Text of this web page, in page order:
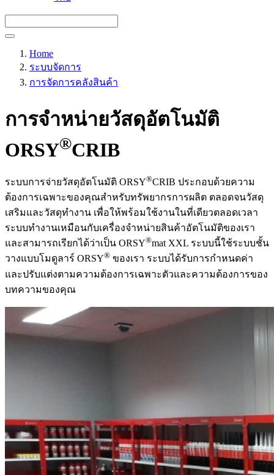
Home
ระบบจัดการ
การจัดการคลังสินค้า
การจำหน่ายวัสดุอัตโนมัติ
ORSY®CRIB
ระบบการจ่ายวัสดุอัตโนมัติ ORSY®CRIB ประกอบด้วยความ
ต้องการเฉพาะของคุณสำหรับทรัพยากรการผลิต ตลอดจนวัสดุ
เสริมและวัสดุทำงาน เพื่อให้พร้อมใช้งานในที่เดียวตลอดเวลา
ระบบทำงานเหมือนกับเครื่องจำหน่ายสินค้าอัตโนมัติของเรา
และสามารถเรียกได้ว่าเป็น ORSY®mat XXL ระบบนี้ใช้ระบบชั้น
วางแบบโมดูลาร์ ORSY® ของเรา ระบบได้รับการกำหนดค่า
และปรับแต่งตามความต้องการเฉพาะตัวและความต้องการของ
บทความของคุณ